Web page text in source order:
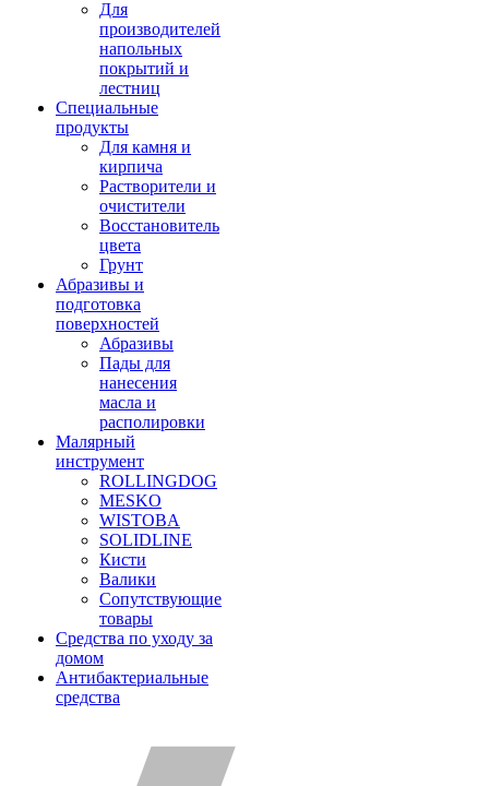
Для
производителей
напольных
покрытий и
лестниц
Специальные
продукты
Для камня и
кирпича
Растворители и
очистители
Восстановитель
цвета
Грунт
Абразивы и
подготовка
поверхностей
Абразивы
Пады для
нанесения
масла и
располировки
Малярный
инструмент
ROLLINGDOG
MESKO
WISTOBA
SOLIDLINE
Кисти
Валики
Сопутствующие
товары
Средства по уходу за
домом
Антибактериальные
средства